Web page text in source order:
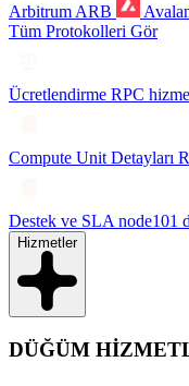
Arbitrum ARB
Tüm Protokolleri Gör
Ücretlendirme RPC
Compute Unit Detayları
Destek ve SLA node101
Hizmetler
DÜĞÜM